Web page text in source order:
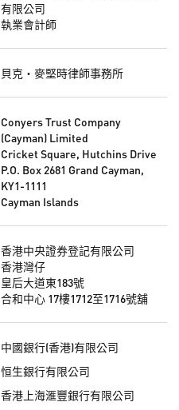
有限公司
執業會計師
貝克‧麥堅時律師事務所
Conyers Trust Company
(Cayman) Limited
Cricket Square, Hutchins Drive
P.O. Box 2681 Grand Cayman,
KY1-1111
Cayman Islands
香港中央證券登記有限公司
香港灣仔
皇后大道東183號
合和中心 17樓1712至1716號舖
中國銀行(香港)有限公司
恒生銀行有限公司
香港上海滙豐銀行有限公司